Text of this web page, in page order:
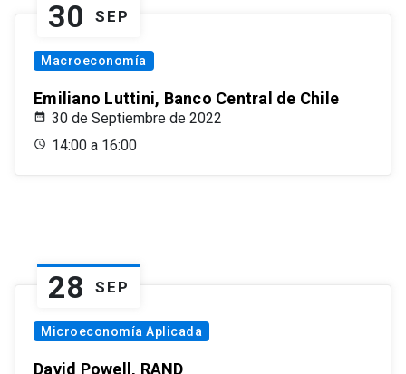
30 SEP
Macroeconomía
Emiliano Luttini, Banco Central de Chile
30 de Septiembre de 2022
14:00 a 16:00
28 SEP
Microeconomía Aplicada
David Powell, RAND